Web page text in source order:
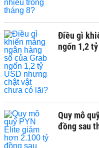
Điều gì
ngốn 1,2
Quy mô
đồng sau